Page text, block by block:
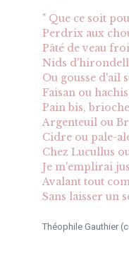
" Que ce soit
Perdrix aux
Pâté de veau
Nids
Ou gousse d'ail
Faisan ou
Pain bis,
Argenteuil ou
Cidre ou pale-
Chez Lucullus
Je m'emplirai
Avalant tout
Sans laisser un
Théophile Gauthier